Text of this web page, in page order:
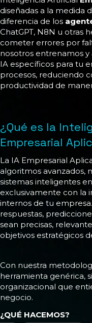
diseñadas a la medida
diferencia de los
ChatGPT, N8N u otras
cometer errores por
nosotros entrenamos
IA específicos para tu
procesos, reduciendo
productividad de
¿Qué es la
Empresarial
La IA Empresarial
algoritmos avanzados,
sistemas inteligentes
exclusivamente con la
internos de tu
respuestas,
sean precisas,
objetivos estratégicos
Con nuestra
herramienta genérica,
organizacional que
negocio.
¿QUÉ HACEMOS?